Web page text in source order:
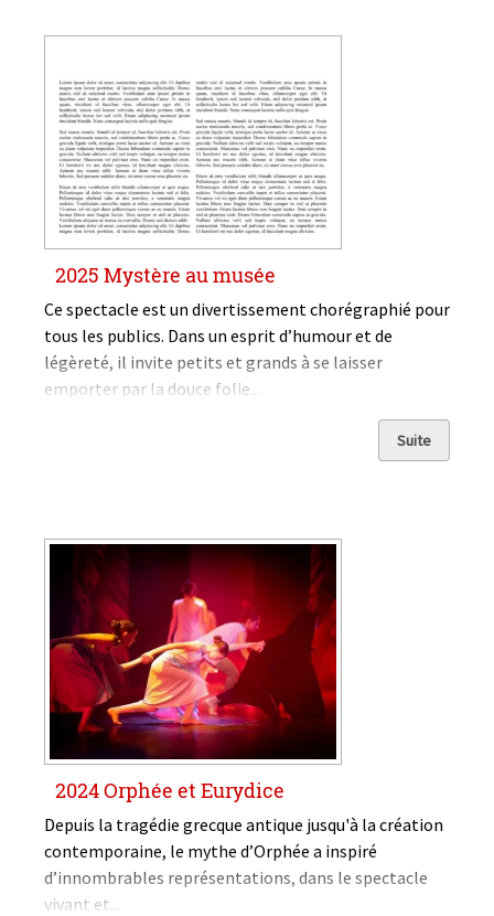
2025 Mystère au musée
Ce spectacle est un divertissement chorégraphié pour
tous les publics. Dans un esprit d’humour et de
légèreté, il invite petits et grands à se laisser
emporter par la douce folie...
Suite
2024 Orphée et Eurydice
Depuis la tragédie grecque antique jusqu'à la création
contemporaine, le mythe d’Orphée a inspiré
d’innombrables représentations, dans le spectacle
vivant et...